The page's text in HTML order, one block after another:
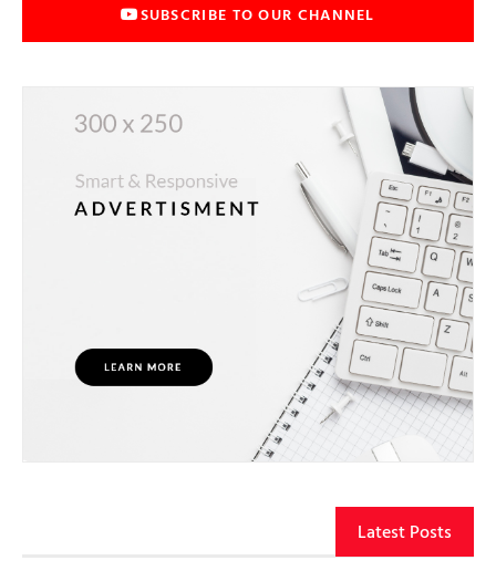
SUBSCRIBE TO OUR CHANNEL
Latest Posts